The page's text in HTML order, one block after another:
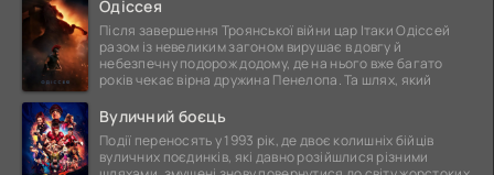
Одіссея
Після завершення Троянської війни цар Ітаки Одіссей
разом із невеликим загоном вирушає в довгу й
небезпечну подорож додому, де на нього вже багато
років чекає вірна дружина Пенелопа. Та шлях, який
Вуличний боєць
Події переносять у 1993 рік, де двоє колишніх бійців
вуличних поєдинків, які давно розійшлися різними